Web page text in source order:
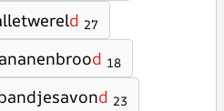
d 27
d 18
d 23